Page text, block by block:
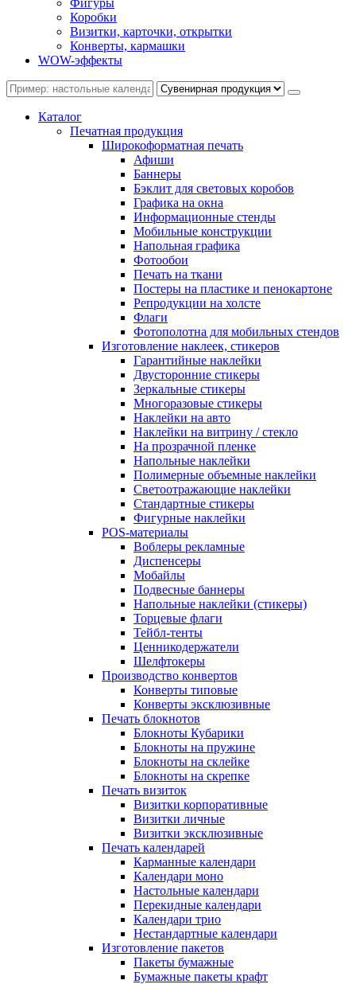
Фигуры
Коробки
Визитки, карточки, открытки
Конверты, кармашки
WOW-эффекты
Каталог
Печатная продукция
Широкоформатная печать
Афиши
Баннеры
Бэклит для световых коробов
Графика на окна
Информационные стенды
Мобильные конструкции
Напольная графика
Фотообои
Печать на ткани
Постеры на пластике и пенокартоне
Репродукции на холсте
Флаги
Фотополотна для мобильных стендов
Изготовление наклеек, стикеров
Гарантийные наклейки
Двусторонние стикеры
Зеркальные стикеры
Многоразовые стикеры
Наклейки на авто
Наклейки на витрину / стекло
На прозрачной пленке
Напольные наклейки
Полимерные объемные наклейки
Светоотражающие наклейки
Стандартные стикеры
Фигурные наклейки
POS-материалы
Воблеры рекламные
Диспенсеры
Мобайлы
Подвесные баннеры
Напольные наклейки (стикеры)
Торцевые флаги
Тейбл-тенты
Ценникодержатели
Шелфтокеры
Производство конвертов
Конверты типовые
Конверты эксклюзивные
Печать блокнотов
Блокноты Кубарики
Блокноты на пружине
Блокноты на склейке
Блокноты на скрепке
Печать визиток
Визитки корпоративные
Визитки личные
Визитки эксклюзивные
Печать календарей
Карманные календари
Календари моно
Настольные календари
Перекидные календари
Календари трио
Нестандартные календари
Изготовление пакетов
Пакеты бумажные
Бумажные пакеты крафт